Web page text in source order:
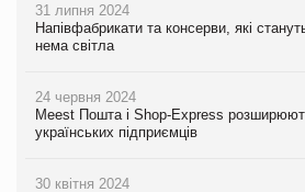
31 липня 2024
Напівфабрикати та консерви, які
нема світла
24 червня 2024
Meest Пошта і Shop-Express
українських підприємців
30 квітня 2024